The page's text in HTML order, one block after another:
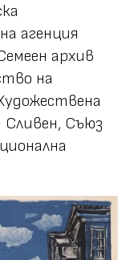
агенция
архив
на
Съюз